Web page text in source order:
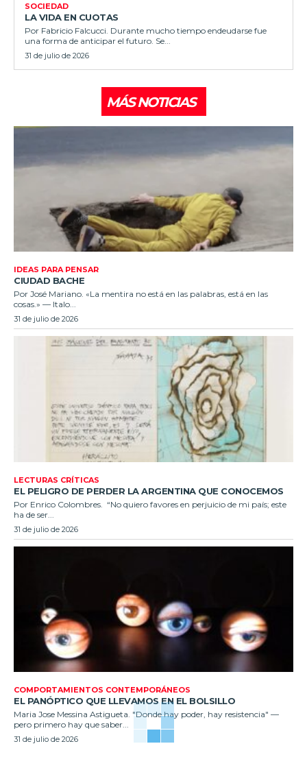
SOCIEDAD
LA VIDA EN CUOTAS
Por Fabricio Falcucci. Durante mucho tiempo endeudarse fue
una forma de anticipar el futuro. Se...
31 de julio de 2026
MÁS NOTICIAS
IDEAS PARA PENSAR
CIUDAD BACHE
Por José Mariano. «La mentira no está en las palabras, está en las
cosas.» — Italo...
31 de julio de 2026
LECTURAS CRÍTICAS
EL PELIGRO DE PERDER LA ARGENTINA QUE CONOCEMOS
Por Enrico Colombres. “No quiero favores en perjuicio de mi país; este
ha de ser...
31 de julio de 2026
COMPORTAMIENTOS CONTEMPORÁNEOS
EL PANÓPTICO QUE LLEVAMOS EN EL BOLSILLO
Maria Jose Messina Astigueta. "Donde hay poder, hay resistencia" —
pero primero hay que saber...
31 de julio de 2026